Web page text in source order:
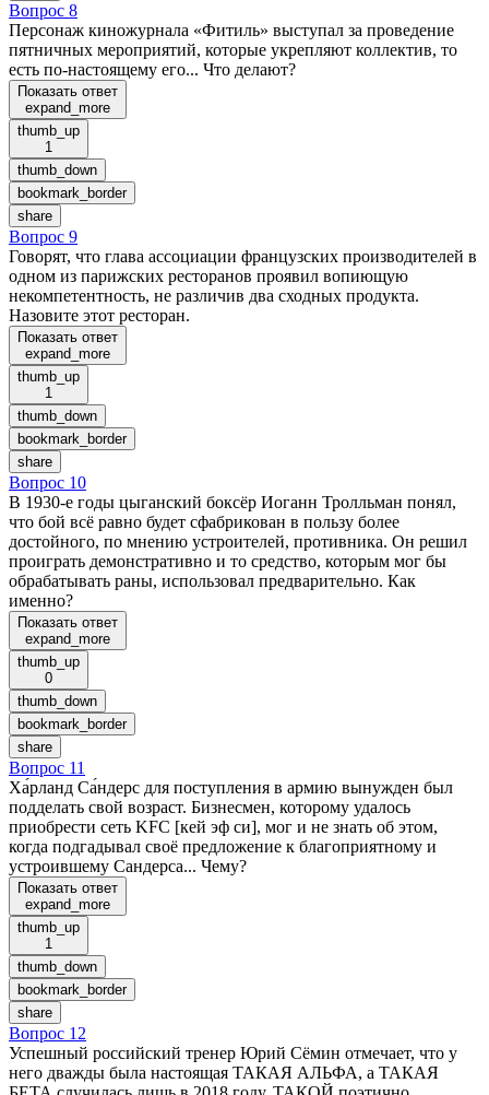
Вопрос 8
Персонаж киножурнала «Фитиль» выступал за проведение
пятничных мероприятий, которые укрепляют коллектив, то
есть по-настоящему его... Что делают?
Показать ответ
expand_more
thumb_up
1
thumb_down
bookmark_border
share
Вопрос 9
Говорят, что глава ассоциации французских производителей в
одном из парижских ресторанов проявил вопиющую
некомпетентность, не различив два сходных продукта.
Назовите этот ресторан.
Показать ответ
expand_more
thumb_up
1
thumb_down
bookmark_border
share
Вопрос 10
В 1930-е годы цыганский боксёр Иоганн Тролльман понял,
что бой всё равно будет сфабрикован в пользу более
достойного, по мнению устроителей, противника. Он решил
проиграть демонстративно и то средство, которым мог бы
обрабатывать раны, использовал предварительно. Как
именно?
Показать ответ
expand_more
thumb_up
0
thumb_down
bookmark_border
share
Вопрос 11
Ха́рланд Са́ндерс для поступления в армию вынужден был
подделать свой возраст. Бизнесмен, которому удалось
приобрести сеть KFC [кей эф си], мог и не знать об этом,
когда подгадывал своё предложение к благоприятному и
устроившему Сандерса... Чему?
Показать ответ
expand_more
thumb_up
1
thumb_down
bookmark_border
share
Вопрос 12
Успешный российский тренер Юрий Сёмин отмечает, что у
него дважды была настоящая ТАКАЯ АЛЬФА, а ТАКАЯ